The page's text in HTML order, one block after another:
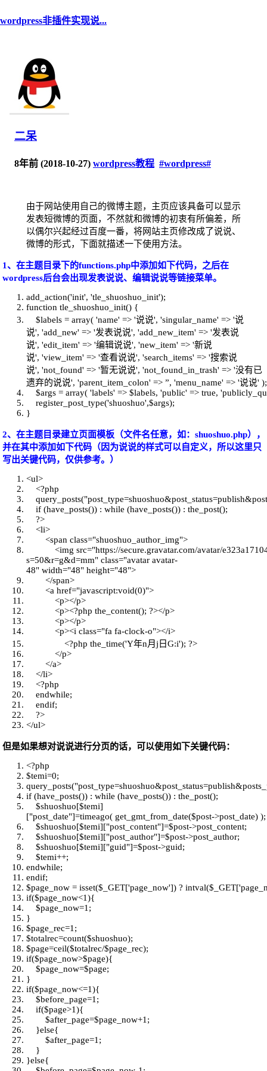
wordpress非插件实现说...
二呆
8年前 (2018-10-27) wordpress教程 #wordpress#
由于网站使用自己的微博主题，主页应该具备可以显示
发表短微博的页面，不然就和微博的初衷有所偏差，所
以偶尔兴起经过百度一番，将网站主页修改成了说说、
微博的形式，下面就描述一下使用方法。
1、在主题目录下的functions.php中添加如下代码，之后在
wordpress后台会出现发表说说、编辑说说等链接菜单。
add_action('init', 'tle_shuoshuo_init');
function tle_shuoshuo_init() {
$labels = array( 'name' => '说说', 'singular_name' => '说
说', 'add_new' => '发表说说', 'add_new_item' => '发表说
说', 'edit_item' => '编辑说说', 'new_item' => '新说
说', 'view_item' => '查看说说', 'search_items' => '搜索说
说', 'not_found' => '暂无说说', 'not_found_in_trash' => '没有已
遗弃的说说', 'parent_item_colon' => ”, 'menu_name' => '说说' );
$args = array( 'labels' => $labels, 'public' => true,
register_post_type('shuoshuo',$args);
}
2、在主题目录建立页面模板（文件名任意，如：shuoshuo.php），
并在其中添加如下代码（因为说说的样式可以自定义，所以这里只
写出关键代码，仅供参考。）
<ul>
<?php
query_posts(
if (have_posts()) : while (have_posts()) : the_post();
?>
<li>
<span class="shuoshuo_author_img">
<img src="https://secure.gravatar.com/avatar/
s=50&r=g&d=mm" class="avatar avatar-
48" width="48" height="48">
</span>
<a href="javascript:void(0)">
<p></p>
<p><?php the_content(); ?></p>
<p></p>
<p><i class="fa fa-clock-o"></i>
<?php the_time('Y年n月j日G:i'); ?>
</p>
</a>
</li>
<?php
endwhile;
endif;
?>
</ul>
但是如果想对说说进行分页的话，可以使用如下关键代码：
<?php
$temi=0;
query_posts(
if (have_posts()) : while (have_posts()) : the_post();
$shuoshuo[$temi]
["post_date"]=timeago( get_gmt_from_date($post->post_date) );
$shuoshuo[$temi]["post_content"]=$post->post_content;
$shuoshuo[$temi]["post_author"]=$post->post_author;
$shuoshuo[$temi]["guid"]=$post->guid;
$temi++;
endwhile;
endif;
$page_now = isset($_GET['page_now']) ? intval($_GET
if($page_now<1){
$page_now=1;
}
$page_rec=1;
$totalrec=count($shuoshuo);
$page=ceil($totalrec/$page_rec);
if($page_now>$page){
$page_now=$page;
}
if($page_now<=1){
$before_page=1;
if($page>1){
$after_page=$page_now+1;
}else{
$after_page=1;
}
}else{